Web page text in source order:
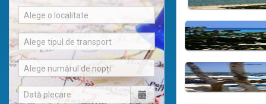
Alege o localitate
Alege tipul de transport
Alege numărul de nopți